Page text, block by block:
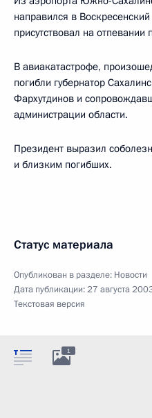
направился в
присутствовал на отпевании
В авиакатастрофе,
погибли губернатор
Фархутдинов и
администрации области.
Президент выразил
и близким погибших.
Статус материала
Опубликован в разделе: Новости
Дата публикации:27 августа
Текстовая версия
1